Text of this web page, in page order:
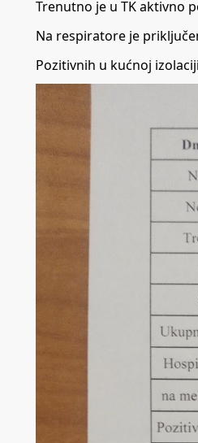
Trenutno je u TK aktivno
Na respiratore je
Pozitivnih u kućnoj